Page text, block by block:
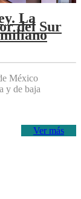
La
del Sur
México
y de baja
Ver más